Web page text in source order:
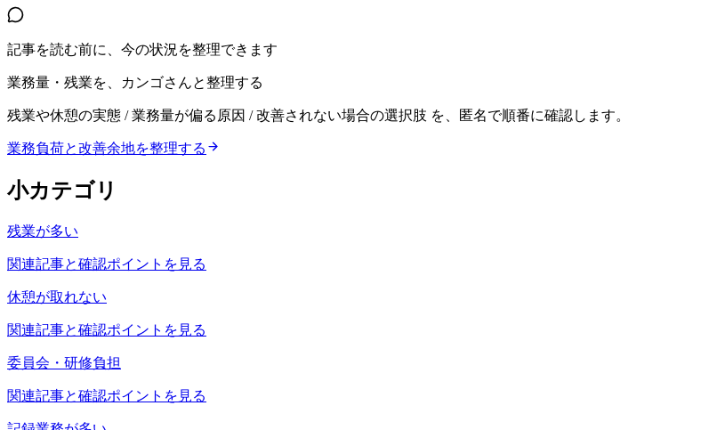
記事を読む前に、今の状況を整理できます
業務量・残業を、カンゴさんと整理する
残業や休憩の実態 / 業務量が偏る原因 / 改善されない場合の選択肢 を、匿名で順番に確認します。
業務負荷と改善余地を整理する
小カテゴリ
残業が多い
関連記事と確認ポイントを見る
休憩が取れない
関連記事と確認ポイントを見る
委員会・研修負担
関連記事と確認ポイントを見る